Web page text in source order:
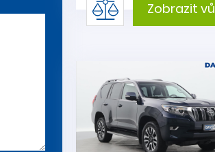
Zobrazit